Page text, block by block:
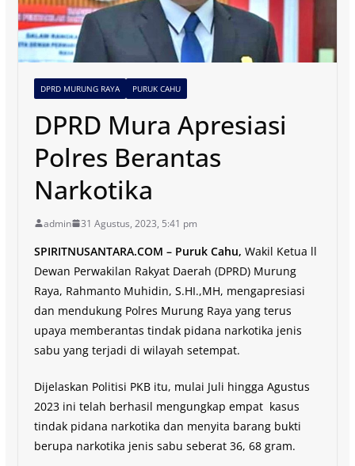
DPRD MURUNG RAYA PURUK CAHU
DPRD Mura Apresiasi
Polres Berantas
Narkotika
admin 31 Agustus, 2023, 5:41 pm
SPIRITNUSANTARA.COM – Puruk Cahu, Wakil Ketua ll
Dewan Perwakilan Rakyat Daerah (DPRD) Murung
Raya, Rahmanto Muhidin, S.HI.,MH, mengapresiasi
dan mendukung Polres Murung Raya yang terus
upaya memberantas tindak pidana narkotika jenis
sabu yang terjadi di wilayah setempat.
Dijelaskan Politisi PKB itu, mulai Juli hingga Agustus
2023 ini telah berhasil mengungkap empat kasus
tindak pidana narkotika dan menyita barang bukti
berupa narkotika jenis sabu seberat 36, 68 gram.